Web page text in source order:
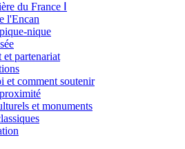
du France Ⅰ
l'Encan
nique
et partenariat
et comment soutenir
et monuments